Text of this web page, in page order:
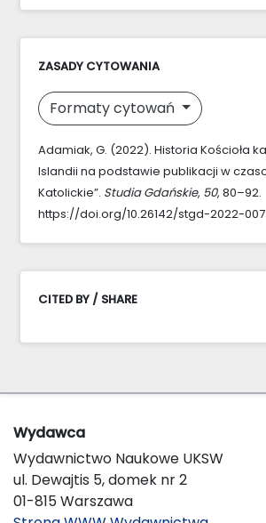
ZASADY CYTOWANIA
Formaty cytowań
Adamiak, G. (2022). Historia Kościoła
Islandii na podstawie publikacji w
Katolickie”. Studia Gdańskie, 50, 80–92.
https://doi.org/10.26142/stgd-2022-007
CITED BY / SHARE
Wydawca
Wydawnictwo Naukowe UKSW
ul. Dewajtis 5, domek nr 2
01-815 Warszawa